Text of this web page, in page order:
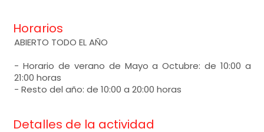
Horarios
ABIERTO TODO EL AÑO
- Horario de verano de Mayo a Octubre: de 10:00 a
21:00 horas
- Resto del año: de 10:00 a 20:00 horas
Detalles de la actividad